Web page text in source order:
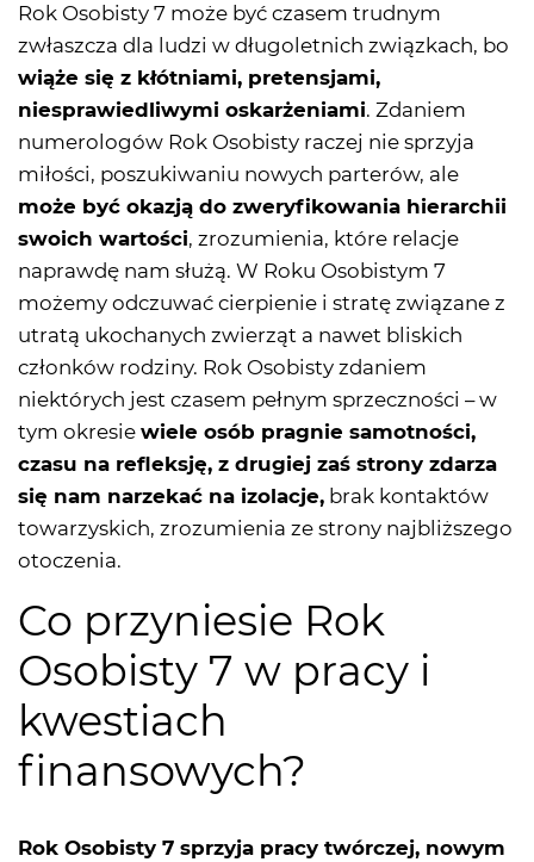
Rok Osobisty 7 może być czasem trudnym
zwłaszcza dla ludzi w długoletnich związkach, bo
wiąże się z kłótniami, pretensjami,
niesprawiedliwymi oskarżeniami. Zdaniem
numerologów Rok Osobisty raczej nie sprzyja
miłości, poszukiwaniu nowych parterów, ale
może być okazją do zweryfikowania hierarchii
swoich wartości, zrozumienia, które relacje
naprawdę nam służą. W Roku Osobistym 7
możemy odczuwać cierpienie i stratę związane z
utratą ukochanych zwierząt a nawet bliskich
członków rodziny. Rok Osobisty zdaniem
niektórych jest czasem pełnym sprzeczności – w
tym okresie wiele osób pragnie samotności,
czasu na refleksję, z drugiej zaś strony zdarza
się nam narzekać na izolacje, brak kontaktów
towarzyskich, zrozumienia ze strony najbliższego
otoczenia.
Co przyniesie Rok
Osobisty 7 w pracy i
kwestiach
finansowych?
Rok Osobisty 7 sprzyja pracy twórczej, nowym